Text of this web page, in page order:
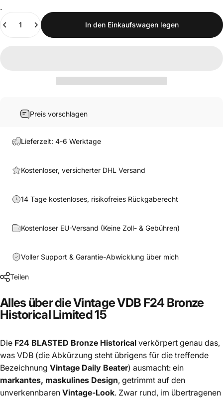
.
Anzahl
In den Einkaufswagen legen
Preis vorschlagen
Lieferzeit: 4-6 Werktage
Kostenloser, versicherter DHL Versand
14 Tage kostenloses, risikofreies Rückgaberecht
Kostenloser EU-Versand (Keine Zoll- & Gebühren)
Voller Support & Garantie-Abwicklung über mich
Teilen
Alles über die Vintage VDB F24 Bronze
Historical Limited 15
Die F24 BLASTED Bronze Historical verkörpert genau das,
was VDB (die Abkürzung steht übrigens für die treffende
Bezeichnung Vintage Daily Beater) ausmacht: ein
markantes, maskulines Design, getrimmt auf den
unverkennbaren Vintage-Look. Zwar rund, im übertragenen